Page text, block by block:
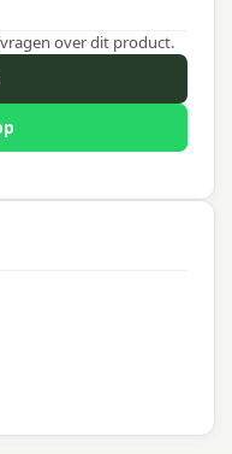
over dit product.